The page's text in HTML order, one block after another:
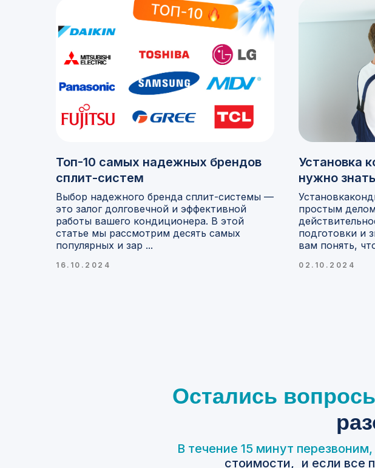
Топ-10 самых надежных брендов
сплит-систем
Выбор надежного бренда сплит-системы —
это залог долговечной и эффективной
работы вашего кондиционера. В этой
статье мы рассмотрим десять самых
популярных и зар ...
16.10.2024
Установка
нужно
простым
подготовки и
вам понять,
02.10.2024
Остались
В течение 15 минут перезвоним,
стоимости, и если все